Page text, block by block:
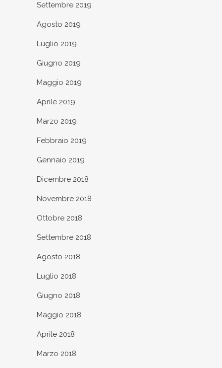
Settembre 2019
Agosto 2019
Luglio 2019
Giugno 2019
Maggio 2019
Aprile 2019
Marzo 2019
Febbraio 2019
Gennaio 2019
Dicembre 2018
Novembre 2018
Ottobre 2018
Settembre 2018
Agosto 2018
Luglio 2018
Giugno 2018
Maggio 2018
Aprile 2018
Marzo 2018